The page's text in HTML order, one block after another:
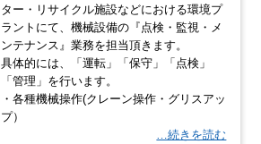
ター・リサイクル施設などにおける環境プ
ラントにて、機械設備の『点検・監視・メ
ンテナンス』業務を担当頂きます。
具体的には、「運転」「保守」「点検」
「管理」を行います。
・各種機械操作(クレーン操作・グリスアッ
プ）
…続きを読む